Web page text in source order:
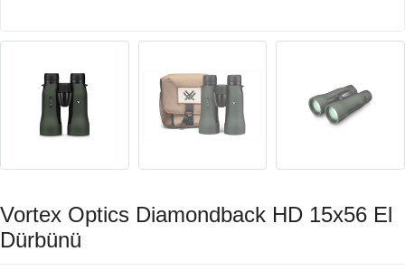
Vortex Optics Diamondback HD 15x56 El
Dürbünü